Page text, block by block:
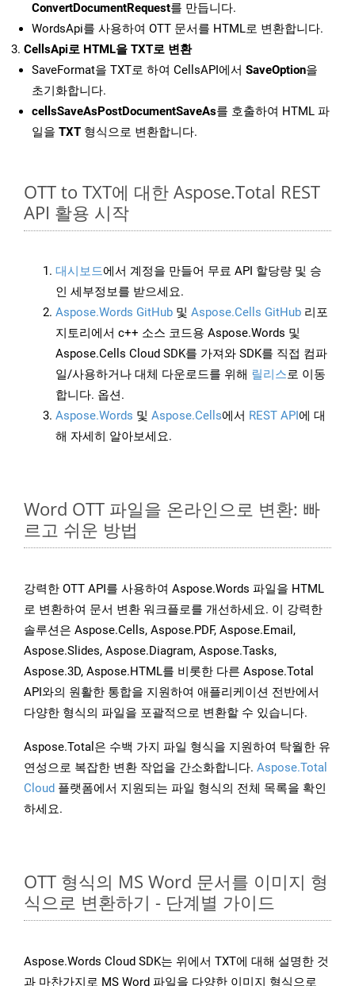
ConvertDocumentRequest를 만듭니다.
WordsApi를 사용하여 OTT 문서를 HTML로 변환합니다.
CellsApi로 HTML을 TXT로 변환
SaveFormat을 TXT로 하여 CellsAPI에서 SaveOption을
초기화합니다.
cellsSaveAsPostDocumentSaveAs를 호출하여 HTML 파
일을 TXT 형식으로 변환합니다.
OTT to TXT에 대한 Aspose.Total REST
API 활용 시작
대시보드에서 계정을 만들어 무료 API 할당량 및 승
인 세부정보를 받으세요.
Aspose.Words GitHub 및 Aspose.Cells GitHub 리포
지토리에서 c++ 소스 코드용 Aspose.Words 및
Aspose.Cells Cloud SDK를 가져와 SDK를 직접 컴파
일/사용하거나 대체 다운로드를 위해 릴리스로 이동
합니다. 옵션.
Aspose.Words 및 Aspose.Cells에서 REST API에 대
해 자세히 알아보세요.
Word OTT 파일을 온라인으로 변환: 빠
르고 쉬운 방법
강력한 OTT API를 사용하여 Aspose.Words 파일을 HTML
로 변환하여 문서 변환 워크플로를 개선하세요. 이 강력한
솔루션은 Aspose.Cells, Aspose.PDF, Aspose.Email,
Aspose.Slides, Aspose.Diagram, Aspose.Tasks,
Aspose.3D, Aspose.HTML를 비롯한 다른 Aspose.Total
API와의 원활한 통합을 지원하여 애플리케이션 전반에서
다양한 형식의 파일을 포괄적으로 변환할 수 있습니다.
Aspose.Total은 수백 가지 파일 형식을 지원하여 탁월한 유
연성으로 복잡한 변환 작업을 간소화합니다. Aspose.Total
Cloud 플랫폼에서 지원되는 파일 형식의 전체 목록을 확인
하세요.
OTT 형식의 MS Word 문서를 이미지 형
식으로 변환하기 - 단계별 가이드
Aspose.Words Cloud SDK는 위에서 TXT에 대해 설명한 것
과 마찬가지로 MS Word 파일을 다양한 이미지 형식으로